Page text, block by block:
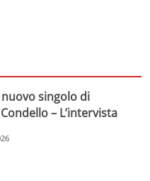
nuovo singolo di
– L’intervista